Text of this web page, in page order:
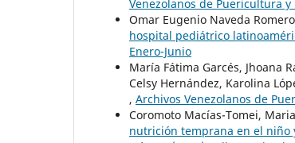
Venezolanos de Puericultura
Omar Eugenio Naveda
hospital pediátrico
Enero-Junio
María Fátima Garcés, Jhoana
Celsy Hernández, Karolina
, Archivos Venezolanos de
Coromoto Macías-Tomei,
nutrición temprana en el niño